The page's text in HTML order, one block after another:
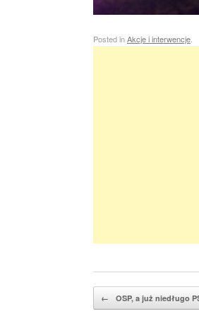
Posted inAkcje i interwencje
← OSP, a już niedługo